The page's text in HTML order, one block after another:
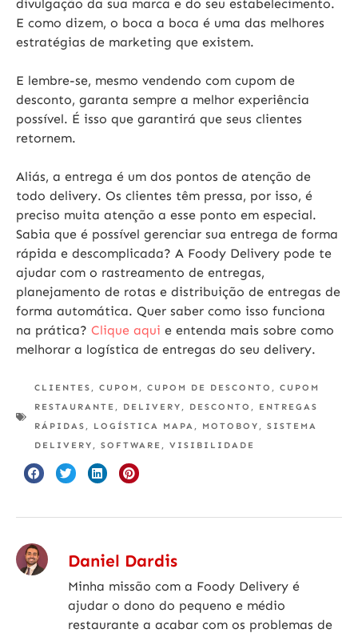
divulgação da sua marca e do seu estabelecimento.
E como dizem, o boca a boca é uma das melhores
estratégias de marketing que existem.
E lembre-se, mesmo vendendo com cupom de
desconto, garanta sempre a melhor experiência
possível. É isso que garantirá que seus clientes
retornem.
Aliás, a entrega é um dos pontos de atenção de
todo delivery. Os clientes têm pressa, por isso, é
preciso muita atenção a esse ponto em especial.
Sabia que é possível gerenciar sua entrega de forma
rápida e descomplicada? A Foody Delivery pode te
ajudar com o rastreamento de entregas,
planejamento de rotas e distribuição de entregas de
forma automática. Quer saber como isso funciona
na prática? Clique aqui e entenda mais sobre como
melhorar a logística de entregas do seu delivery.
CLIENTES , CUPOM , CUPOM DE DESCONTO , CUPOM
RESTAURANTE , DELIVERY , DESCONTO , ENTREGAS
RÁPIDAS , LOGÍSTICA MAPA , MOTOBOY , SISTEMA
DELIVERY , SOFTWARE , VISIBILIDADE
Daniel Dardis
Minha missão com a Foody Delivery é
ajudar o dono do pequeno e médio
restaurante a acabar com os problemas de